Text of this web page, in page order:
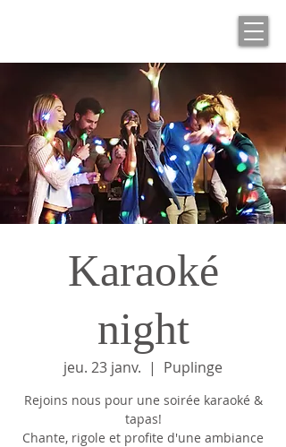
Karaoké
night
jeu. 23 janv.
  |
Puplinge
Rejoins nous pour une soirée karaoké &
tapas!
Chante, rigole et profite d'une ambiance